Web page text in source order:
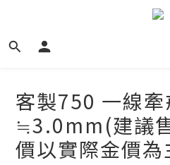
客製750 一線牽
≒3.0mm(建議
價以實際金價為